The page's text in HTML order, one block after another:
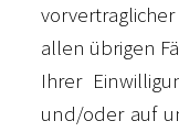
allen übrigen
Ihrer
und/oder auf